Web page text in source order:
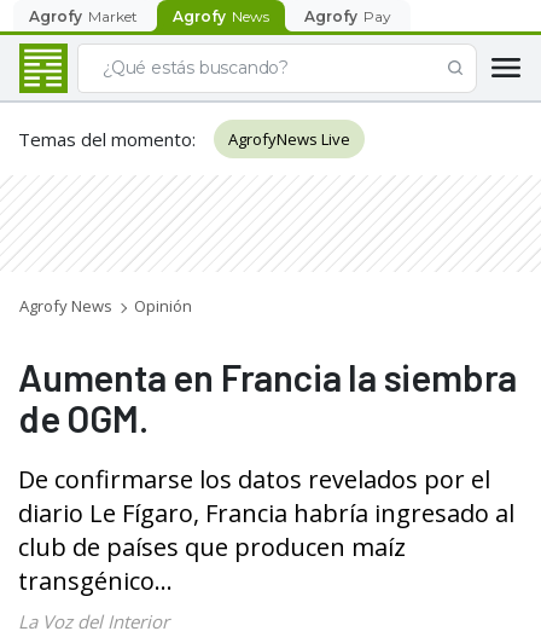
Agrofy Market Agrofy News Agrofy Pay
Temas del momento: AgrofyNews Live
Agrofy News Opinión
Aumenta en Francia la siembra
de OGM.
De confirmarse los datos revelados por el
diario Le Fígaro, Francia habría ingresado al
club de países que producen maíz
transgénico...
La Voz del Interior